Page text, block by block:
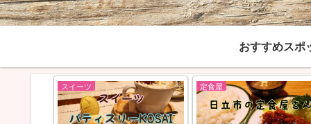
おすすめスポ
スイーツ 定食屋